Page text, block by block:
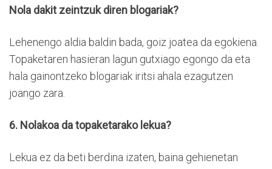
Nola dakit zeintzuk diren blogariak?
Lehenengo aldia baldin bada, goiz joatea da egokiena.
Topaketaren hasieran lagun gutxiago egongo da eta
hala gainontzeko blogariak iritsi ahala ezagutzen
joango zara.
6. Nolakoa da topaketarako lekua?
Lekua ez da beti berdina izaten, baina gehienetan